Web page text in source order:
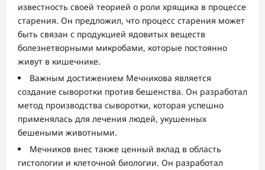
известность своей теорией о роли хрящика в процессе
старения. Он предложил, что процесс старения может
быть связан с продукцией ядовитых веществ
болезнетворными микробами, которые постоянно
живут в кишечнике.
Важным достижением Мечникова является
создание сыворотки против бешенства. Он разработал
метод производства сыворотки, которая успешно
применялась для лечения людей, укушенных
бешеными животными.
Мечников внес также ценный вклад в область
гистологии и клеточной биологии. Он разработал